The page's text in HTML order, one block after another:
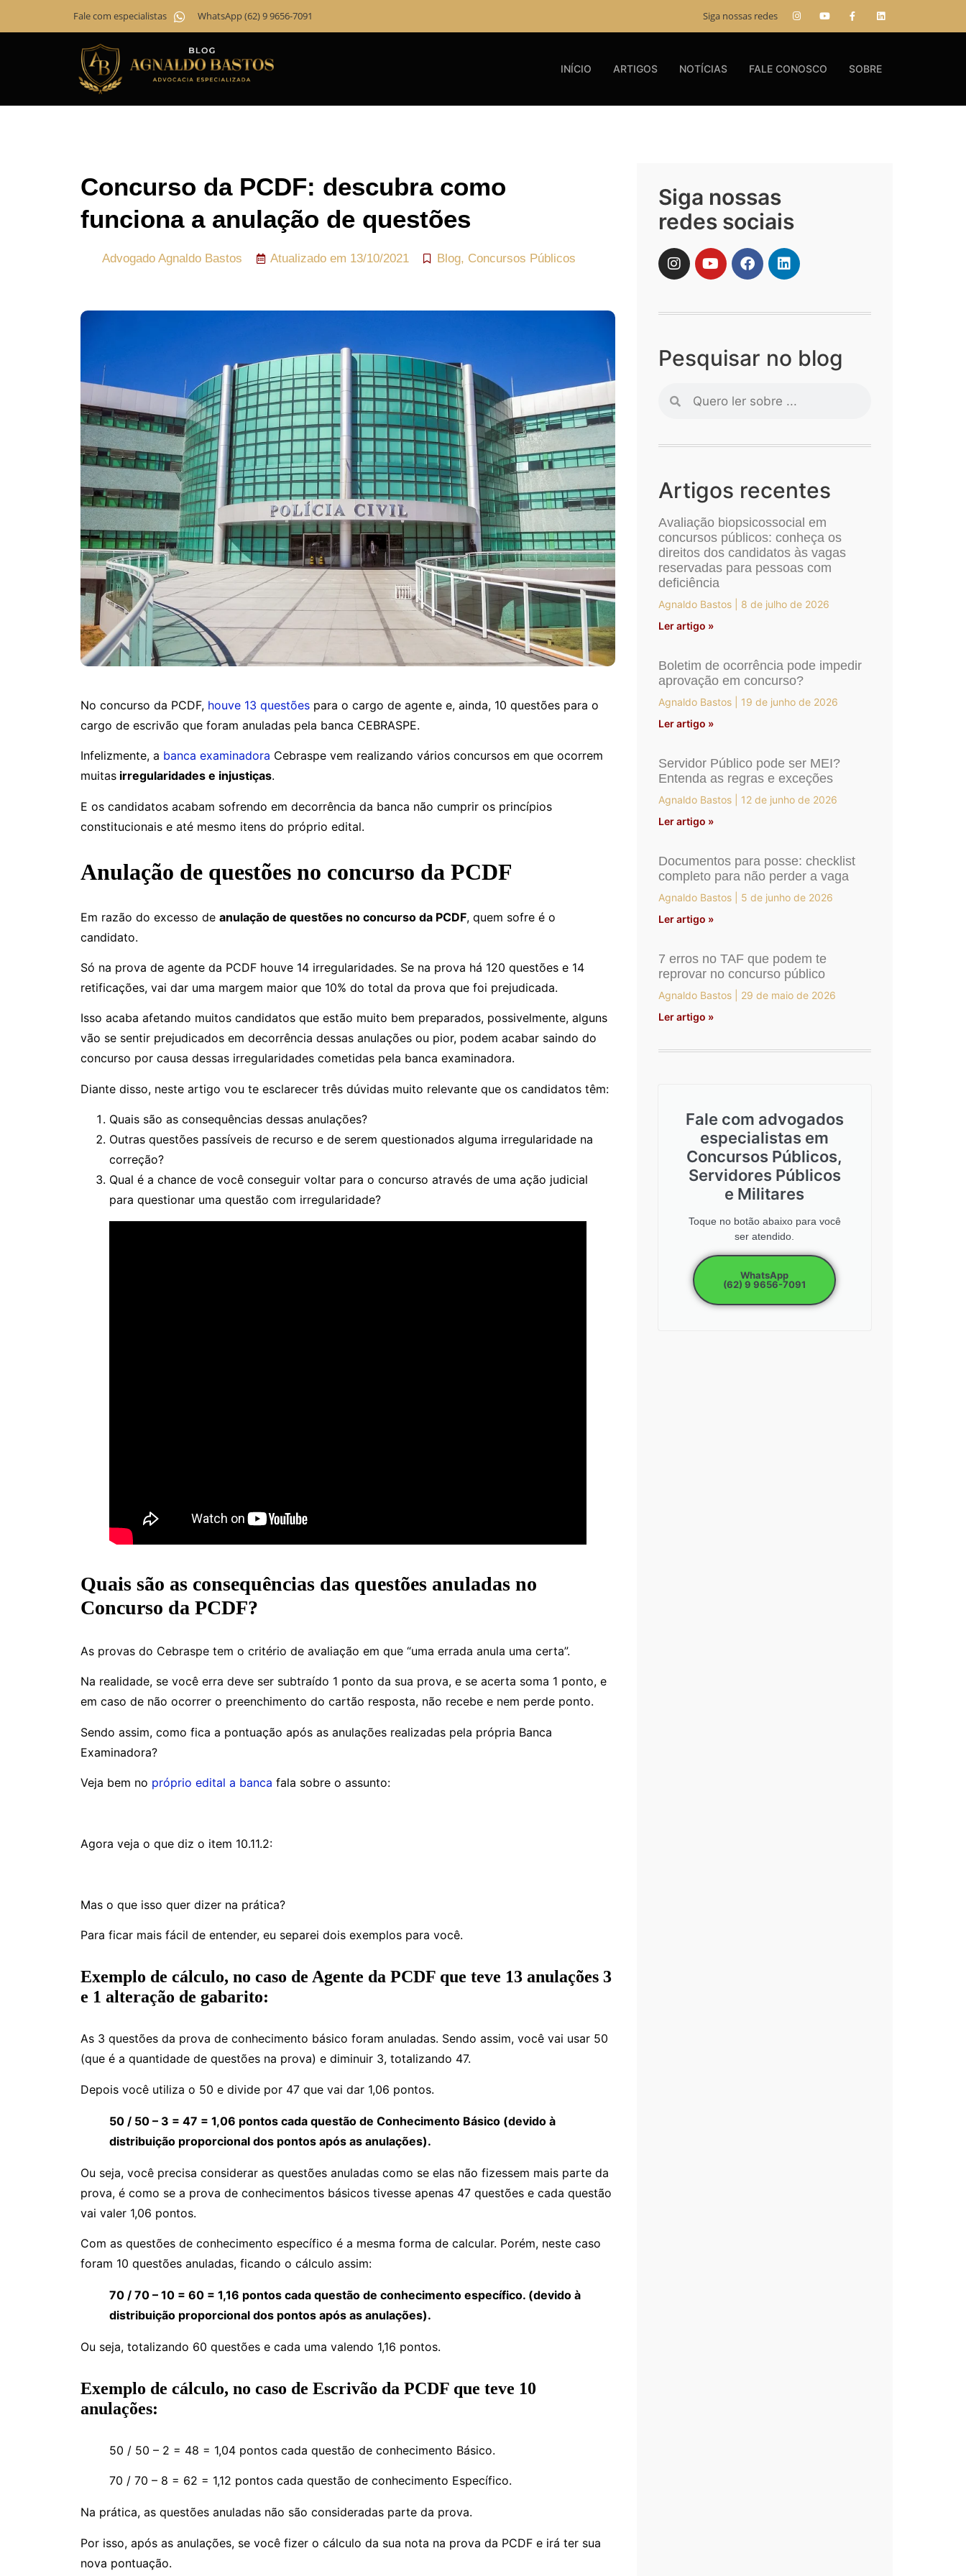
Fale com especialistas WhatsApp (62) 9 9656-7091 Siga nossas redes
INÍCIO ARTIGOS NOTÍCIAS FALE CONOSCO SOBRE
Concurso da PCDF: descubra como
funciona a anulação de questões
Advogado Agnaldo Bastos Atualizado em 13/10/2021 Blog, Concursos Públicos
No concurso da PCDF, houve 13 questões para o cargo de agente e, ainda, 10 questões para o
cargo de escrivão que foram anuladas pela banca CEBRASPE.
Infelizmente, a banca examinadora Cebraspe vem realizando vários concursos em que ocorrem
muitas irregularidades e injustiças.
E os candidatos acabam sofrendo em decorrência da banca não cumprir os princípios
constitucionais e até mesmo itens do próprio edital.
Anulação de questões no concurso da PCDF
Em razão do excesso de anulação de questões no concurso da PCDF, quem sofre é o
candidato.
Só na prova de agente da PCDF houve 14 irregularidades. Se na prova há 120 questões e 14
retificações, vai dar uma margem maior que 10% do total da prova que foi prejudicada.
Isso acaba afetando muitos candidatos que estão muito bem preparados, possivelmente, alguns
vão se sentir prejudicados em decorrência dessas anulações ou pior, podem acabar saindo do
concurso por causa dessas irregularidades cometidas pela banca examinadora.
Diante disso, neste artigo vou te esclarecer três dúvidas muito relevante que os candidatos têm:
Quais são as consequências dessas anulações?
Outras questões passíveis de recurso e de serem questionados alguma irregularidade na
correção?
Qual é a chance de você conseguir voltar para o concurso através de uma ação judicial
para questionar uma questão com irregularidade?
Quais são as consequências das questões anuladas no
Concurso da PCDF?
As provas do Cebraspe tem o critério de avaliação em que “uma errada anula uma certa”.
Na realidade, se você erra deve ser subtraído 1 ponto da sua prova, e se acerta soma 1 ponto, e
em caso de não ocorrer o preenchimento do cartão resposta, não recebe e nem perde ponto.
Sendo assim, como fica a pontuação após as anulações realizadas pela própria Banca
Examinadora?
Veja bem no próprio edital a banca fala sobre o assunto:
Agora veja o que diz o item 10.11.2:
Mas o que isso quer dizer na prática?
Para ficar mais fácil de entender, eu separei dois exemplos para você.
Exemplo de cálculo, no caso de Agente da PCDF que teve 13 anulações 3
e 1 alteração de gabarito:
As 3 questões da prova de conhecimento básico foram anuladas. Sendo assim, você vai usar 50
(que é a quantidade de questões na prova) e diminuir 3, totalizando 47.
Depois você utiliza o 50 e divide por 47 que vai dar 1,06 pontos.
50 / 50 – 3 = 47 = 1,06 pontos cada questão de Conhecimento Básico (devido à
distribuição proporcional dos pontos após as anulações).
Ou seja, você precisa considerar as questões anuladas como se elas não fizessem mais parte da
prova, é como se a prova de conhecimentos básicos tivesse apenas 47 questões e cada questão
vai valer 1,06 pontos.
Com as questões de conhecimento específico é a mesma forma de calcular. Porém, neste caso
foram 10 questões anuladas, ficando o cálculo assim:
70 / 70 – 10 = 60 = 1,16 pontos cada questão de conhecimento específico. (devido à
distribuição proporcional dos pontos após as anulações).
Ou seja, totalizando 60 questões e cada uma valendo 1,16 pontos.
Exemplo de cálculo, no caso de Escrivão da PCDF que teve 10
anulações:
50 / 50 – 2 = 48 = 1,04 pontos cada questão de conhecimento Básico.
70 / 70 – 8 = 62 = 1,12 pontos cada questão de conhecimento Específico.
Na prática, as questões anuladas não são consideradas parte da prova.
Por isso, após as anulações, se você fizer o cálculo da sua nota na prova da PCDF e irá ter sua
nova pontuação.
Siga nossas
redes sociais
Pesquisar no blog
Artigos recentes
Avaliação biopsicossocial em
concursos públicos: conheça os
direitos dos candidatos às vagas
reservadas para pessoas com
deficiência
Agnaldo Bastos
8 de julho de 2026
Ler artigo »
Boletim de ocorrência pode impedir
aprovação em concurso?
Agnaldo Bastos
19 de junho de 2026
Ler artigo »
Servidor Público pode ser MEI?
Entenda as regras e exceções
Agnaldo Bastos
12 de junho de 2026
Ler artigo »
Documentos para posse: checklist
completo para não perder a vaga
Agnaldo Bastos
5 de junho de 2026
Ler artigo »
7 erros no TAF que podem te
reprovar no concurso público
Agnaldo Bastos
29 de maio de 2026
Ler artigo »
Fale com advogados
especialistas em
Concursos Públicos,
Servidores Públicos
e Militares
Toque no botão abaixo para você
ser atendido.
WhatsApp
(62) 9 9656-7091